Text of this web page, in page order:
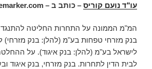
עו"ד נועם קוריס – כותב ב –
המ"מ הממונה על התחרות החליטה להתנגד
בנק מזרחי טפחות בע"מ (להלן: בנק מזרחי)
לישראל בע"מ (להלן: בנק איגוד). על
לבית הדין לתחרות. בנק מזרחי, בנק איגוד